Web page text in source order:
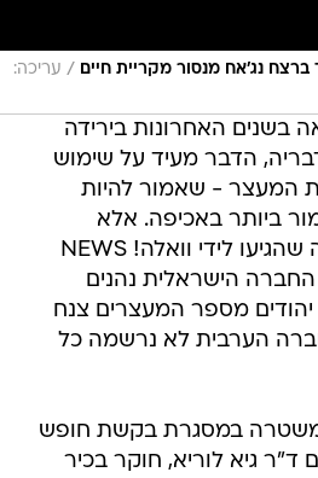
נג'אח מנסור מקריית חיים / עריכה:
האחרונות בירידה
הדבר מעיד על שימוש
המעצר - שאמור להיות
ביותר באכיפה. אלא
שנתונים של המשטרה שהגיעו לידי וואלה! NEWS
הישראלית נהנים
מספר המעצרים צנח
הערבית לא נרשמה כל
במסגרת בקשת חופש
גיא לוריא, חוקר בכיר